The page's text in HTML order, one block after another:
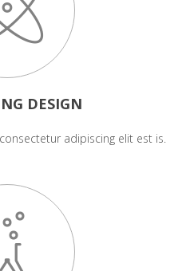
DESIGN
adipiscing elit est is.